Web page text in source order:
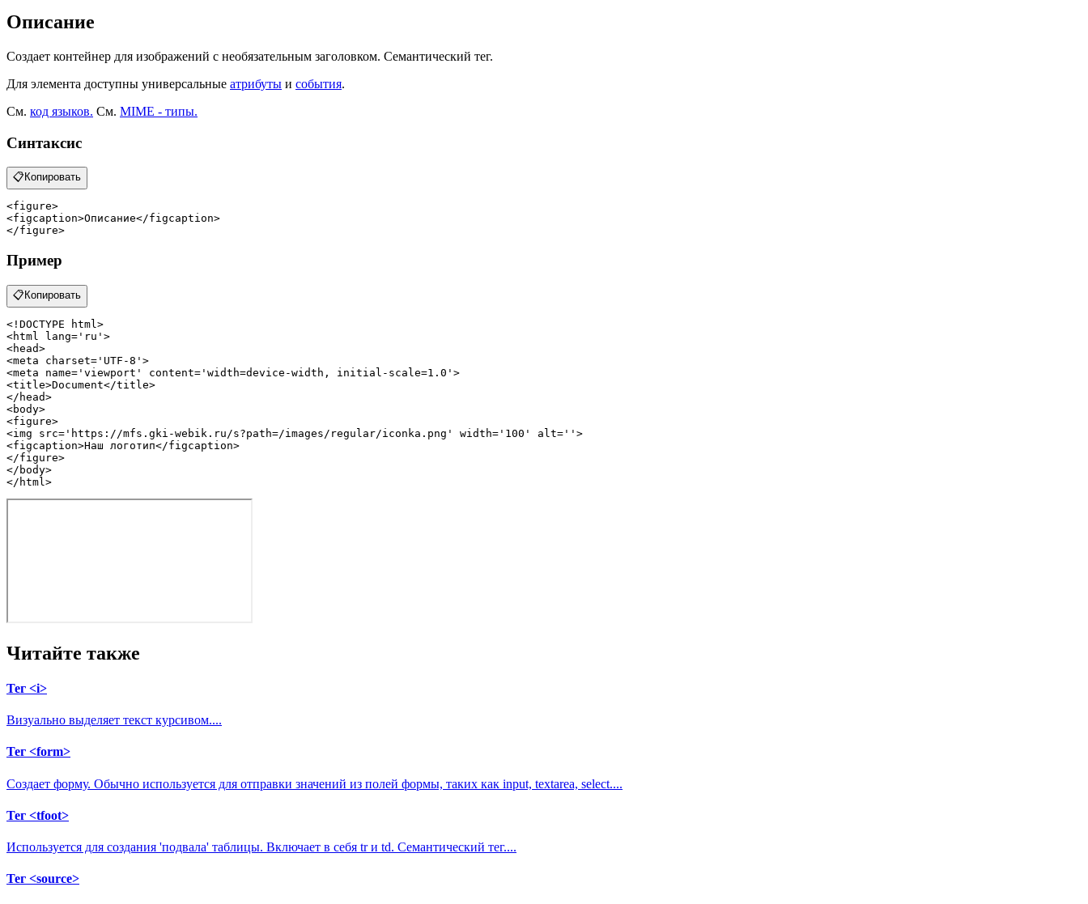
Описание
Создает контейнер для изображений с необязательным заголовком. Семантический тег.
Для элемента доступны универсальные атрибуты и события.
См. код языков. См. MIME - типы.
Синтаксис
📋 Копировать
<figure>
<figcaption>Описание</figcaption>
</figure>
Пример
📋Копировать
<!DOCTYPE html >
<html lang= 'ru' >
<head>
<meta charset= 'UTF-8' >
<meta name= 'viewport' content= 'width=device-width, initial-scale=1.0' >
<title>Document</title>
</ head>
<body>
<figure>
<img src= 'https://mfs.gki-webik.ru/s?path=/images/regular/iconka.png' width= '100' alt= '' >
<figcaption>Наш логотип</figcaption>
</figure>
</ body>
</ html >
Читайте также
Тег <i>
Визуально выделяет текст курсивом....
Тег <form>
Создает форму. Обычно используется для отправки значений из полей формы, таких как input, textarea, select....
Тег <tfoot>
Используется для создания 'подвала' таблицы. Включает в себя trи td. Семантический тег....
Тег <source>